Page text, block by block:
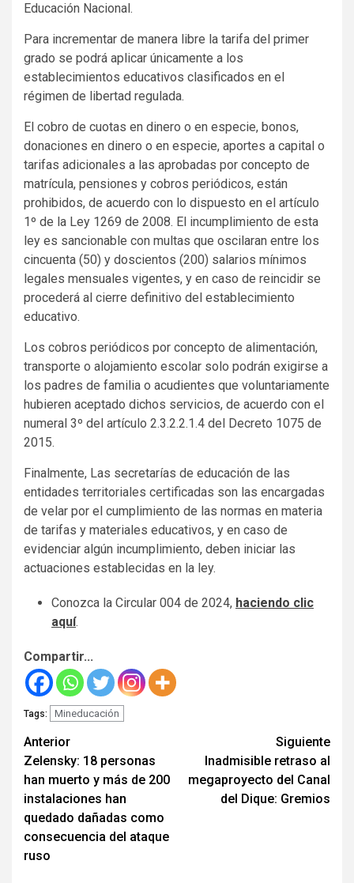
Educación Nacional.
Para incrementar de manera libre la tarifa del primer
grado se podrá aplicar únicamente a los
establecimientos educativos clasificados en el
régimen de libertad regulada.
El cobro de cuotas en dinero o en especie, bonos,
donaciones en dinero o en especie, aportes a capital o
tarifas adicionales a las aprobadas por concepto de
matrícula, pensiones y cobros periódicos, están
prohibidos, de acuerdo con lo dispuesto en el artículo
1º de la Ley 1269 de 2008. El incumplimiento de esta
ley es sancionable con multas que oscilaran entre los
cincuenta (50) y doscientos (200) salarios mínimos
legales mensuales vigentes, y en caso de reincidir se
procederá al cierre definitivo del establecimiento
educativo.
Los cobros periódicos por concepto de alimentación,
transporte o alojamiento escolar solo podrán exigirse a
los padres de familia o acudientes que voluntariamente
hubieren aceptado dichos servicios, de acuerdo con el
numeral 3º del artículo 2.3.2.2.1.4 del Decreto 1075 de
2015.
Finalmente, Las secretarías de educación de las
entidades territoriales certificadas son las encargadas
de velar por el cumplimiento de las normas en materia
de tarifas y materiales educativos, y en caso de
evidenciar algún incumplimiento, deben iniciar las
actuaciones establecidas en la ley.
Conozca la Circular 004 de 2024, haciendo clic
aquí.
Compartir...
Tags: Mineducación
Seguir
leyendo
Anterior
Zelensky: 18 personas
han muerto y más de 200
instalaciones han
quedado dañadas como
consecuencia del ataque
ruso
Siguiente
Inadmisible retraso al
megaproyecto del Canal
del Dique: Gremios